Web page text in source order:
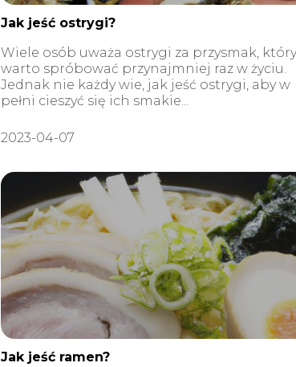
Jak jeść ostrygi?
Wiele osób uważa ostrygi za przysmak,
warto spróbować przynajmniej raz w życiu.
Jednak nie każdy wie, jak jeść ostrygi, aby w
pełni cieszyć się ich smakie...
2023-04-07
Jak jeść ramen?